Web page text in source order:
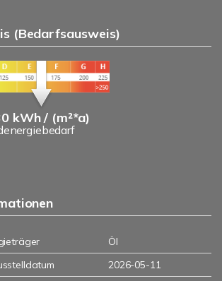
(Bedarfsausweis)
kWh / (m²*a)
Öl
2026-05-11